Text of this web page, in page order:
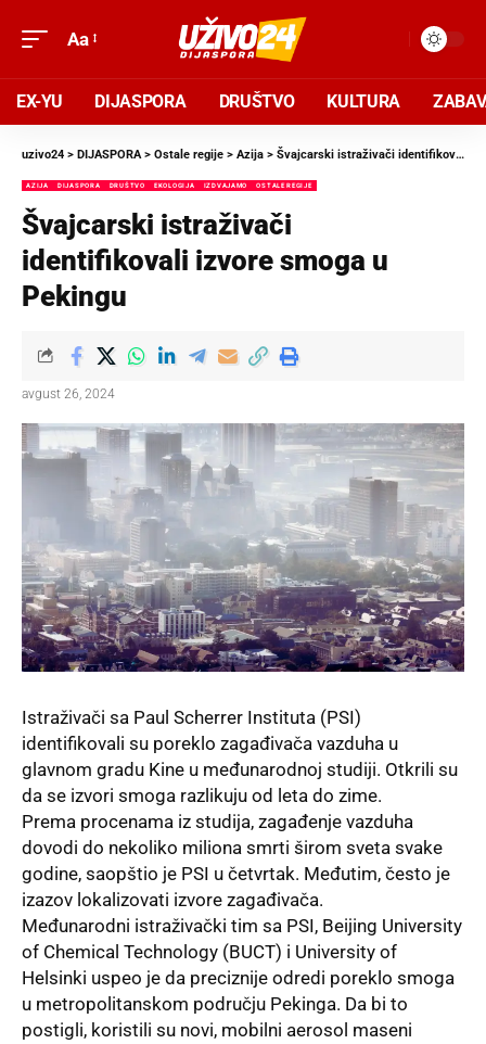
Aa
EX-YU DIJASPORA DRUŠTVO KULTURA
uzivo24 > DIJASPORA> Ostale regije > Azija > Švajcarski istraživači identifikovali izvore smoga u Pekingu
AZIJA DIJASPORA DRUŠTVO EKOLOGIJA IZDVAJAMO OSTALE REGIJE
Švajcarski istraživači
identifikovali izvore smoga u
Pekingu
avgust 26, 2024
Istraživači sa Paul Scherrer Instituta (PSI)
identifikovali su poreklo zagađivača vazduha u
glavnom gradu Kine u međunarodnoj studiji. Otkrili su
da se izvori smoga razlikuju od leta do zime.
Prema procenama iz studija, zagađenje vazduha
dovodi do nekoliko miliona smrti širom sveta svake
godine, saopštio je PSI u četvrtak. Međutim, često je
izazov lokalizovati izvore zagađivača.
Međunarodni istraživački tim sa PSI, Beijing University
of Chemical Technology (BUCT) i University of
Helsinki uspeo je da preciznije odredi poreklo smoga
u metropolitanskom području Pekinga. Da bi to
postigli, koristili su novi, mobilni aerosol maseni